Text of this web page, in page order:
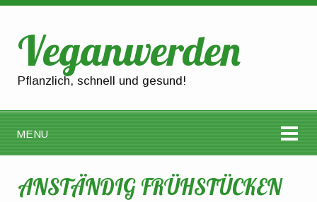
Veganwerden
Pflanzlich, schnell und gesund!
MENU
ANSTÄNDIG FRÜHSTÜCKEN